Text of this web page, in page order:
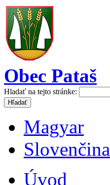
Obec Pataš
Hladať na tejto stránke:
Magyar
Slovenčina
Úvod